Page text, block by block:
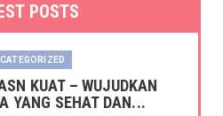
POSTS
KUAT – WUJUDKAN
YANG SEHAT DAN...